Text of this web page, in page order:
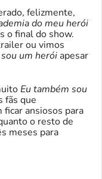
felizmente,
do meu herói
o final do show.
ou vimos
um herói apesar
Eu também sou
fãs que
ficar ansiosos para
o resto de
meses para